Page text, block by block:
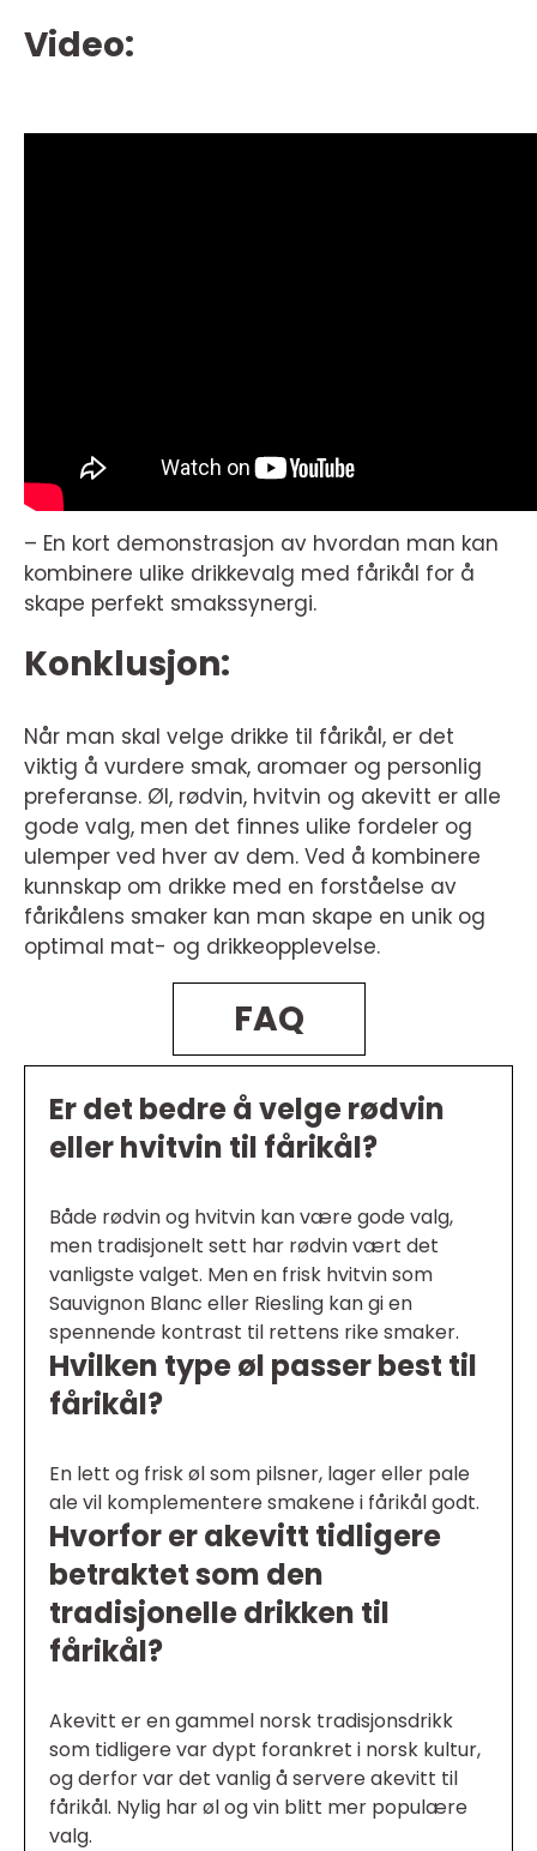
Video:
– En kort demonstrasjon av hvordan man kan
kombinere ulike drikkevalg med fårikål for å
skape perfekt smakssynergi.
Konklusjon:
Når man skal velge drikke til fårikål, er det
viktig å vurdere smak, aromaer og personlig
preferanse. Øl, rødvin, hvitvin og akevitt er alle
gode valg, men det finnes ulike fordeler og
ulemper ved hver av dem. Ved å kombinere
kunnskap om drikke med en forståelse av
fårikålens smaker kan man skape en unik og
optimal mat- og drikkeopplevelse.
FAQ
Er det bedre å velge rødvin
eller hvitvin til fårikål?
Både rødvin og hvitvin kan være gode valg,
men tradisjonelt sett har rødvin vært det
vanligste valget. Men en frisk hvitvin som
Sauvignon Blanc eller Riesling kan gi en
spennende kontrast til rettens rike smaker.
Hvilken type øl passer best til
fårikål?
En lett og frisk øl som pilsner, lager eller pale
ale vil komplementere smakene i fårikål godt.
Hvorfor er akevitt tidligere
betraktet som den
tradisjonelle drikken til
fårikål?
Akevitt er en gammel norsk tradisjonsdrikk
som tidligere var dypt forankret i norsk kultur,
og derfor var det vanlig å servere akevitt til
fårikål. Nylig har øl og vin blitt mer populære
valg.